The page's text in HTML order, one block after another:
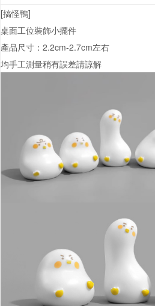
[搞怪鴨]
桌面工位裝飾小擺件
產品尺寸：2.2cm-2.7cm左右
均手工測量稍有誤差請諒解